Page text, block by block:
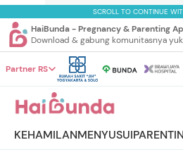
SCROLL TO CONTINUE
HaiBunda - Pregnancy & Parenting
Download & gabung komunitasnya
Partner RS
KEHAMILANMENYUSUI